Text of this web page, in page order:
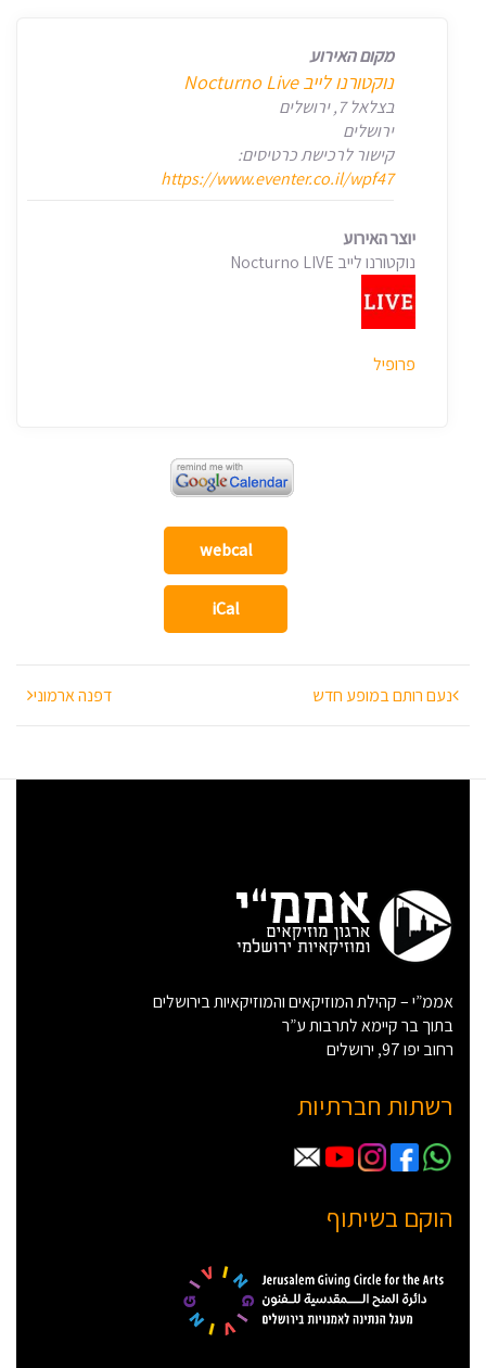
מקום האירוע
‏נוקטורנו לייב Nocturno Live‏
בצלאל 7, ירושלים
ירושלים
קישור לרכישת כרטיסים:
https://www.eventer.co.il/wpf47
יוצר האירוע
נוקטורנו לייב Nocturno LIVE
פרופיל
webcal
iCal
ניווט
נעם רותם במופע חדש דפנה ארמוני
אממ”י – קהילת המוזיקאים והמוזיקאיות בירושלים
בתוך בר קיימא לתרבות ע”ר
רחוב יפו 97, ירושלים
רשתות חברתיות
הוקם בשיתוף